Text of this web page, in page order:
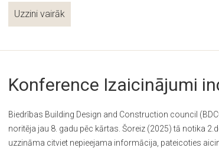
Uzzini vairāk
Konference Izaicinājumi
Biedrības Building Design and Construction council
noritēja jau 8. gadu pēc kārtas. Šoreiz (2025) tā notika
uzzināma citviet nepieejama informācija, pateicoties